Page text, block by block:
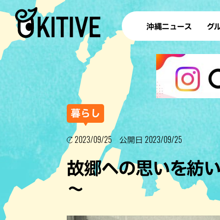
沖縄ニュース グ
ラ
テイ
すし
洋食
ステー
その他
暮らし
2023/09/25 公開日 2023/09/25
故郷への思いを紡
～